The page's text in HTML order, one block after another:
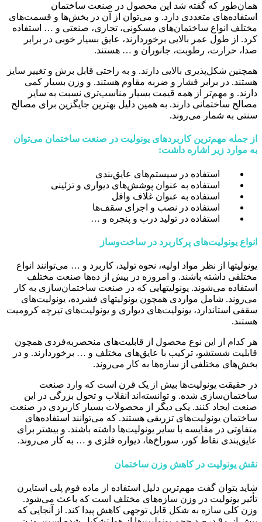
همان‌طور که گفته شد این محصول در صنعت ساختمان
استفاده‌های متعددی دارد. و می‌توان از آن در بخش‌ها و قسمت‌های
مختلف انواع ساختمان‌های مسکونی، تجاری، صنعتی و … استفاده
کرد. از طول عمر بالایی برخوردارند، عایق بسیار خوبی در برابر
صدا، حرارت، رطوبت، جانوران و … هستند.
همچنین شکل‌پذیری بالایی دارند. و به راحتی قابل برش و تغییر سایز
هستند. در برابر فشار و ضربه مقاوم هستند. و وزن بسیار کمی
دارند. و مهم‌تر از همه قیمت بسیار مناسب‌تری نسبت به سایر
مصالح ساختمانی دارند. به همین دلیل بهترین جایگزین برای مصالح
سنتی به شمار می‌روند.
از جمله مهم‌ترین کاربردهای یونولیت در صنعت ساختمان می‌توان
به موارد زیر اشاره داشت:
استفاده در سیستم‌های عایق‌بندی
استفاده به عنوان پوشش‌های دیواری و تزئینی
استفاده به عنوان غلاف وافل
استفاده در نصب و اجرای سقف‌ها
استفاده در تولید درب و پنجره و …
انواع یونولیت‌های پرکاربرد در ساخت‌وساز
یونولیتها از نظر مواد اولیه، نحوه تولید، کاربرد و … می‌توانند انواع
مختلفی داشته باشند. و امروزه در بیش از ده‌ها صنعت مختلف
استفاده می‌شوند. یونولیتهایی که در صنعت ساختمان‌سازی به کار
می‌روند. شامل مواردی همچون یونولیتهای فشرده، یونولیت‌های
سقفی استاندارد، یونولیت‌های دیواری و یونولیت‌های تیرچه کرومیت
هستند.
هر کدام از این نوع محصول از قابلیت‌های منحصربه‌فردی همچون
قابلیت شستشو، ترکیب با عایق‌های مختلف و … برخوردارند. و در
بخش‌های مختلفی از سازه‌ها به کار می‌روند.
در حقیقت یونولیت‌ها بیش از یک قرن است که وارد صنعت
ساختمان‌سازی شده. و توانسته‌اند انقلاب و تحول بزرگی در این
صنعت ایجاد کنند. یکی دیگر از محصولات بسیار کاربردی در صنعت
ساختمان یونولیت‌های تزریقی هستند. که می‌توانند استفاده‌های
متفاوتی در مقایسه با سایر یونولیت‌ها داشته باشند. و بیشتر برای
عایق‌بندی نقاط کور، سوراخ‌ها، دیواره فلزی و … به کار می‌روند.
نقش یونولیت در کاهش وزن ساختمان
شاید بتوان گفت مهم‌ترین دلیل استفاده از ماده فوم پلی استایرن
تأثیر یونولیت در وزن سازه‌های مختلف است که باعث می‌شود.
وزن کلی سازه به شکل قابل توجهی کاهش پیدا کند. از آنجایی که